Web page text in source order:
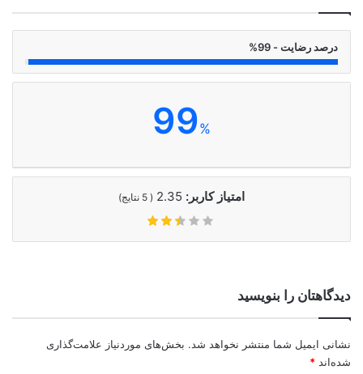
درصد رضایت - 99%
99%
امتیاز کاربر: 2.35
(
5 نتایج)
دیدگاهتان را بنویسید
نشانی ایمیل شما منتشر نخواهد شد. بخش‌های موردنیاز علامت‌گذاری
شده‌اند *